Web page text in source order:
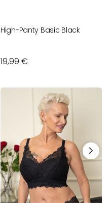
High-Panty Basic Black
Normaler
19,99 €
Bralette
Verschluss